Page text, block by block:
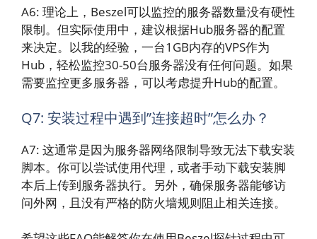
A6: 理论上，Beszel可以监控的服务器数量没有硬性
限制。但实际使用中，建议根据Hub服务器的配置
来决定。以我的经验，一台1GB内存的VPS作为
Hub，轻松监控30-50台服务器没有任何问题。如果
需要监控更多服务器，可以考虑提升Hub的配置。
Q7: 安装过程中遇到”连接超时”怎么办？
A7: 这通常是因为服务器网络限制导致无法下载安装
脚本。你可以尝试使用代理，或者手动下载安装脚
本后上传到服务器执行。另外，确保服务器能够访
问外网，且没有严格的防火墙规则阻止相关连接。